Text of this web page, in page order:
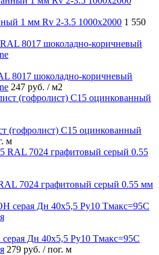
1 мм Rv 2-3.5 1000х2000 1 550
8017 шоколадно-коричневый
247 руб. / м2
(гофролист) С15 оцинкованный
м
7024 графитовый серый 0.55 мм
Дн 40х5,5 Ру10 Тмакс=95C
279 руб. / пог. м